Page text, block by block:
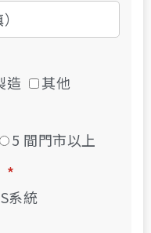
造
其他
5 間門市以上
系統